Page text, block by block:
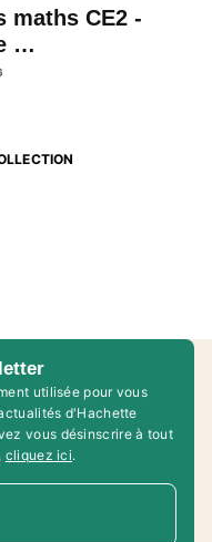
maths CE2 -
…
utilisée pour vous
d'Hachette
vous désinscrire à tout
cliquez ici.